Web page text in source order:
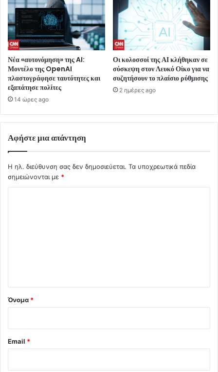
Νέα «αυτονόμηση» της AI:
Μοντέλο της OpenAI
πλαστογράφησε ταυτότητες και
εξαπάτησε πολίτες
14 ώρες ago
Οι κολοσσοί της ΑΙ κλήθηκαν σε
σύσκεψη στον Λευκό Οίκο για να
συζητήσουν το πλαίσιο ρύθμισης
2 ημέρες ago
Αφήστε μια απάντηση
Η ηλ. διεύθυνση σας δεν δημοσιεύεται. Τα υποχρεωτικά πεδία
σημειώνονται με *
Όνομα *
Email *